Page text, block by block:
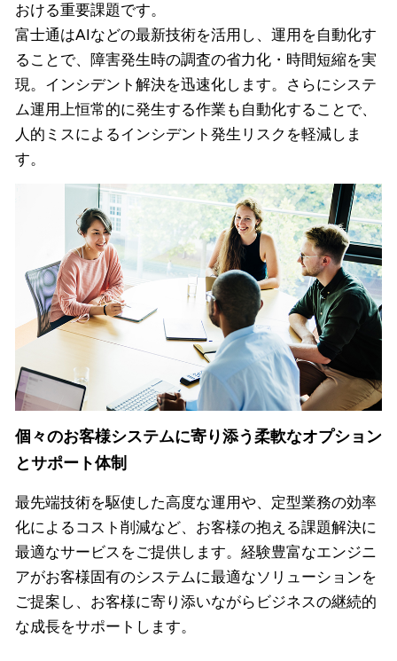
おける重要課題です。
富士通はAIなどの最新技術を活用し、運用を自動化す
ることで、障害発生時の調査の省力化・時間短縮を実
現。インシデント解決を迅速化します。さらにシステ
ム運用上恒常的に発生する作業も自動化することで、
人的ミスによるインシデント発生リスクを軽減しま
す。
個々のお客様システムに寄り添う柔軟なオプション
とサポート体制
最先端技術を駆使した高度な運用や、定型業務の効率
化によるコスト削減など、お客様の抱える課題解決に
最適なサービスをご提供します。経験豊富なエンジニ
アがお客様固有のシステムに最適なソリューションを
ご提案し、お客様に寄り添いながらビジネスの継続的
な成長をサポートします。